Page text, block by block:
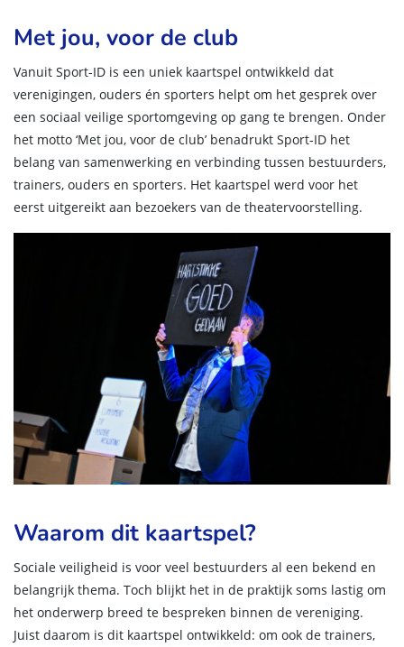
Met jou, voor de club
Vanuit Sport-ID is een uniek kaartspel ontwikkeld dat
verenigingen, ouders én sporters helpt om het gesprek over
een sociaal veilige sportomgeving op gang te brengen. Onder
het motto ‘Met jou, voor de club’ benadrukt Sport-ID het
belang van samenwerking en verbinding tussen bestuurders,
trainers, ouders en sporters. Het kaartspel werd voor het
eerst uitgereikt aan bezoekers van de theatervoorstelling.
Waarom dit kaartspel?
Sociale veiligheid is voor veel bestuurders al een bekend en
belangrijk thema. Toch blijkt het in de praktijk soms lastig om
het onderwerp breed te bespreken binnen de vereniging.
Juist daarom is dit kaartspel ontwikkeld: om ook de trainers,